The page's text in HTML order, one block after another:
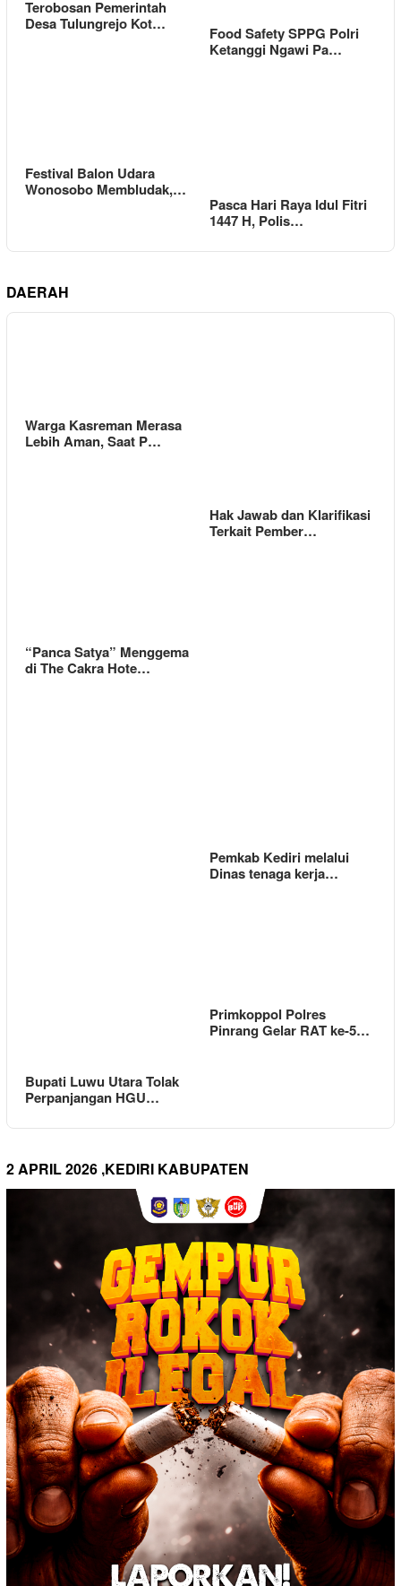
Terobosan Pemerintah
Desa Tulungrejo Kot…
Food Safety SPPG Polri
Ketanggi Ngawi Pa…
Festival Balon Udara
Wonosobo Membludak,…
Pasca Hari Raya Idul Fitri
1447 H, Polis…
DAERAH
Warga Kasreman Merasa
Lebih Aman, Saat P…
Hak Jawab dan Klarifikasi
Terkait Pember…
“Panca Satya” Menggema
di The Cakra Hote…
Pemkab Kediri melalui
Dinas tenaga kerja…
Bupati Luwu Utara Tolak
Perpanjangan HGU…
Primkoppol Polres
Pinrang Gelar RAT ke-5…
2 APRIL 2026 ,KEDIRI KABUPATEN